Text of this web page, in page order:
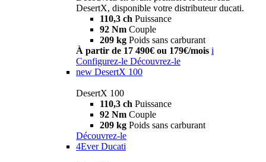
DesertX, disponible votre distributeur ducati.
110,3 ch Puissance
92 Nm Couple
209 kg Poids sans carburant
À partir de 17 490€ ou 179€/mois i
Configurez-le Découvrez-le
new DesertX 100
DesertX 100
110,3 ch Puissance
92 Nm Couple
209 kg Poids sans carburant
Découvrez-le
4Ever Ducati